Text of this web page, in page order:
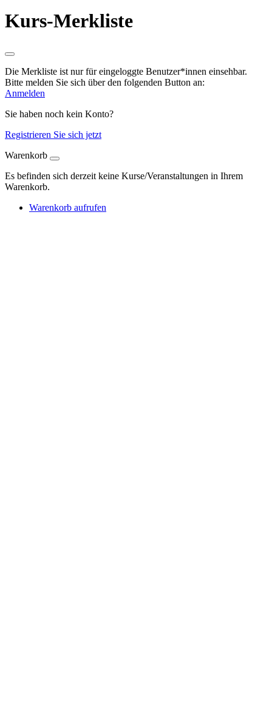
Kurs-Merkliste
Die Merkliste ist nur für eingeloggte Benutzer*innen einsehbar.
Bitte melden Sie sich über den folgenden Button an:
Anmelden
Sie haben noch kein Konto?
Registrieren Sie sich jetzt
Warenkorb
Es befinden sich derzeit keine Kurse/Veranstaltungen in Ihrem
Warenkorb.
Warenkorb aufrufen